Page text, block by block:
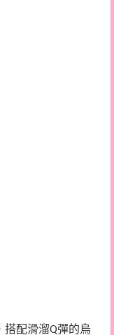
搭配滑溜Q彈的烏